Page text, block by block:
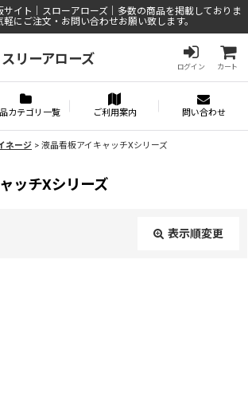
サイト｜スローアローズ｜多数の商品を掲載しておりま
軽にご注文・お問い合わせお願い致します。
スリーアローズ
ログイン カート
カテゴリ一覧 ご利用案内 問い合わせ
ネージ > 液晶看板アイキャッチXシリーズ
ッチXシリーズ
表示順変更